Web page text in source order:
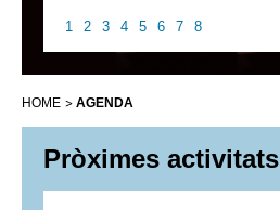
1 2 3 4 5 6 7 8
HOME AGENDA
Pròximes activitats